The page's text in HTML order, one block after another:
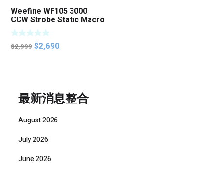
Weefine WF105 3000
CCW Strobe Static Macro
Ring Light
$2,999 Original
$2,690
最新消息整合
August 2026
July 2026
June 2026